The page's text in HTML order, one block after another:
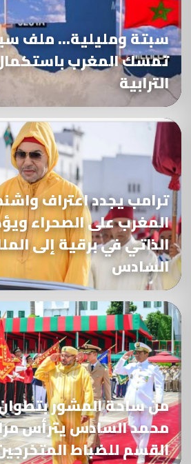
سبتة ومليلية… ملف
تمسك المغرب
الترابية
ترامب يجدد اعتراف
المغرب على الصحراء
الذاتي في برقية إلى
السادس
من ساحة المشور
محمد السادس يترأس
القسم للضباط